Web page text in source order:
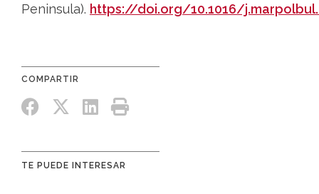
Peninsula). https://doi.org/10.1016/
TE PUEDE INTERESAR